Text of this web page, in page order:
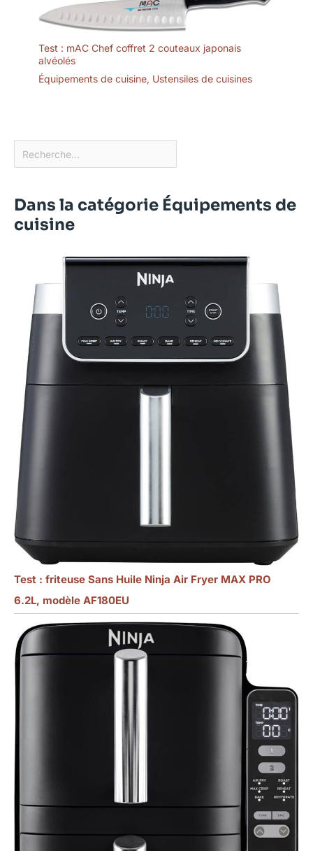
Test : mAC Chef coffret 2 couteaux japonais
alvéolés
Équipements de cuisine, Ustensiles de cuisines
Dans la catégorie Équipements de
cuisine
Test : friteuse Sans Huile Ninja Air Fryer MAX PRO
6.2L, modèle AF180EU